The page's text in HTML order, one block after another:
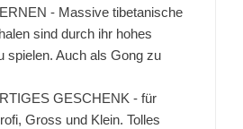
- Massive tibetanische
sind durch ihr hohes
spielen. Auch als Gong zu
GESCHENK - für
Gross und Klein. Tolles